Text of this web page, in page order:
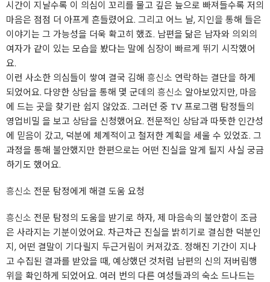
시간이 지날수록 이 의심이 꼬리를 물고 깊은 늪으로 빠져들수록 저의
마음은 점점 더 아프게 흔들렸어요. 그리고 어느 날, 지인을 통해 들은
이야기는 그 가능성을 더욱 확고히 했죠. 남편을 닮은 남자와 의외의
여자가 같이 있는 모습을 봤다는 말에 심장이 빠르게 뛰기 시작했어
요.
이런 사소한 의심들이 쌓여 결국 김해 흥신소 연락하는 결단을 하게
되었어요. 다양한 상담을 통해 몇 군데의 흥신소 알아보았지만, 마음
에 드는 곳을 찾기란 쉽지 않았죠. 그러던 중 TV 프로그램 탐정들의
영업비밀 을 보고 상담을 신청했어요. 전문적인 상담과 따뜻한 인간성
에 믿음이 갔고, 덕분에 체계적이고 철저한 계획을 세울 수 있었죠. 그
과정을 통해 불안했지만 한편으로는 어떤 진실을 알게 될지 사실 궁금
하기도 했어요.
흥신소 전문 탐정에게 해결 도움 요청
흥신소 전문 탐정의 도움을 받기로 하자, 제 마음속의 불안함이 조금
은 사라지는 기분이었어요. 차근차근 진실을 밝히기로 결심한 덕분인
지, 어떤 결말이 기다릴지 두근거림이 커져갔죠. 정해진 기간이 지나
고 수집된 결과를 받았을 때, 예상했던 것처럼 남편의 신의 저버림행
위을 확인하게 되었어요. 여러 번의 다른 여성들과의 숙소 드나드는